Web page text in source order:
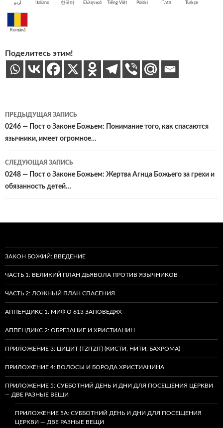
اُردو Italiano 한국어 Ελληνικά Tiếng Việt Polski ไทย Türkçe
Română
Поделитесь этим!
Навигация
по
записям
ПРЕДЫДУЩАЯ ЗАПИСЬ
0246 — Пост о Законе Божьем: Понимание того, как спасаются
язычники, имеет огромное…
СЛЕДУЮЩАЯ ЗАПИСЬ
0248 — Пост о Законе Божьем: Жертва Агнца Божьего за грехи и
обязанность детей…
ЗАКОН БОЖИЙ: ВВЕДЕНИЕ
ЧАСТЬ 1: ВЕЛИКИЙ ПЛАН ДЬЯВОЛА ПРОТИВ ЯЗЫЧНИКОВ
ЧАСТЬ 2: ЛОЖНЫЙ ПЛАН СПАСЕНИЯ
АППЕНДИКС 1: МИФ О 613 ЗАПОВЕДЯХ
АППЕНДИКС 2: ОБРЕЗАНИЕ И ХРИСТИАНИН
ПРИЛОЖЕНИЕ 3: ЦИЦИТ (TZITZIT) (КИСТИ, НИТИ, БАХРОМА)
ПРИЛОЖЕНИЕ 4: ВОЛОСЫ И БОРОДА ХРИСТИАНИНА
ПРИЛОЖЕНИЕ 5: СУББОТНИЙ ДЕНЬ И ДНИ ДЛЯ ПОСЕЩЕНИЯ ЦЕРКВИ
— ДВЕ РАЗНЫЕ ВЕЩИ
ПРИЛОЖЕНИЕ 5A: СУББОТНИЙ ДЕНЬ И ДНИ ДЛЯ ПОСЕЩЕНИЯ
ЦЕРКВИ — ДВЕ РАЗНЫЕ ВЕЩИ